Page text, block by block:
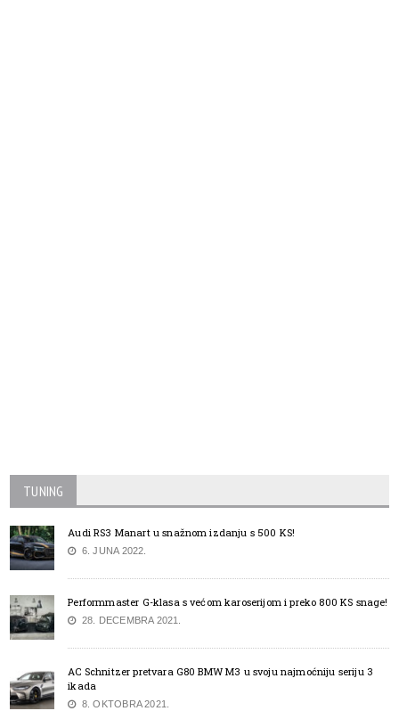
TUNING
Audi RS3 Manart u snažnom izdanju s 500 KS!
6. JUNA 2022.
Performmaster G-klasa s većom karoserijom i preko 800 KS snage!
28. DECEMBRA 2021.
AC Schnitzer pretvara G80 BMW M3 u svoju najmoćniju seriju 3
ikada
8. OKTOBRA 2021.